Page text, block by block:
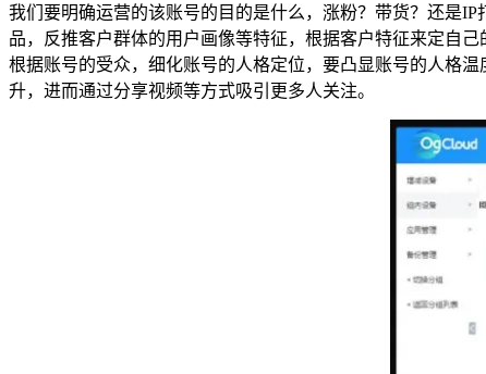
我们要明确运营的该账号的目的是什么，涨粉？带货？还是
品，反推客户群体的用户画像等特征，根据客户特征来定自
根据账号的受众，细化账号的人格定位，要凸显账号的人格
升，进而通过分享视频等方式吸引更多人关注。